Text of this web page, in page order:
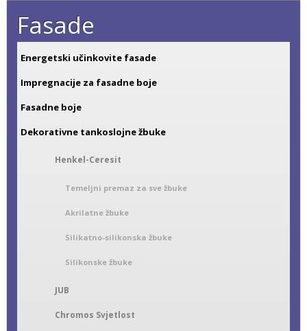
Fasade
Energetski učinkovite fasade
Impregnacije za fasadne boje
Fasadne boje
Dekorativne tankoslojne žbuke
Henkel-Ceresit
Temeljni premaz za sve žbuke
Akrilatne žbuke
Silikatno-silikonska žbuke
Silikonske žbuke
JUB
Chromos Svjetlost